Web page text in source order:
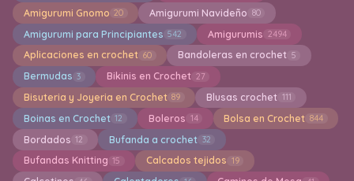
Amigurumi Gnomo 20 Amigurumi Navideño 80
Amigurumi para Principiantes 542 Amigurumis 2494
Aplicaciones en crochet 60 Bandoleras en crochet 5
Bermudas 3 Bikinis en Crochet 27
Bisuteria y Joyeria en Crochet 89 Blusas crochet 111
Boinas en Crochet 12 Boleros 14 Bolsa en Crochet 844
Bordados 12 Bufanda a crochet 32
Bufandas Knitting 15 Calcados tejidos 19